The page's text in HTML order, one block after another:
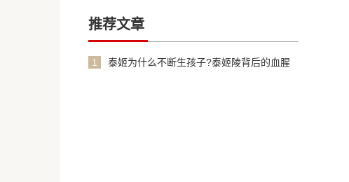
推荐文章
1
泰姬为什么不断生孩子?泰姬陵背后的血腥